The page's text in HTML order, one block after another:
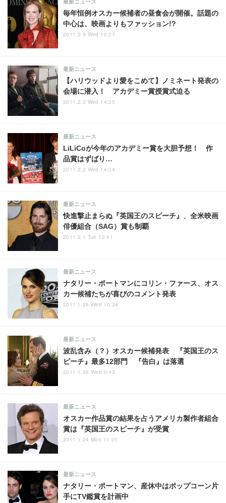
毎年恒例オスカー候補者の昼食会が開催。話題の
中心は、映画よりもファッション!?
最新ニュース
2011.2.9 Wed 10:27
【ハリウッドより愛をこめて】ノミネート発表の
会場に潜入！ アカデミー賞授賞式迫る
最新ニュース
2011.2.2 Wed 14:25
LiLiCoが今年のアカデミー賞を大胆予想！ 作
品賞はずばり…
最新ニュース
2011.2.2 Wed 14:04
快進撃止まらぬ『英国王のスピーチ』、全米映画
俳優組合（SAG）賞も制覇
最新ニュース
2011.2.1 Tue 10:41
ナタリー・ポートマンにコリン・ファース、オス
カー候補たちが喜びのコメント発表
最新ニュース
2011.1.26 Wed 10:34
波乱含み（？）オスカー候補発表 『英国王のス
ピーチ』最多12部門 『告白』は落選
最新ニュース
2011.1.26 Wed 0:43
オスカー作品賞の結果を占うアメリカ製作者組合
賞は『英国王のスピーチ』が受賞
最新ニュース
2011.1.24 Mon 11:01
ナタリー・ポートマン、産休中はポップコーン片
手にTV鑑賞を計画中
最新ニュース